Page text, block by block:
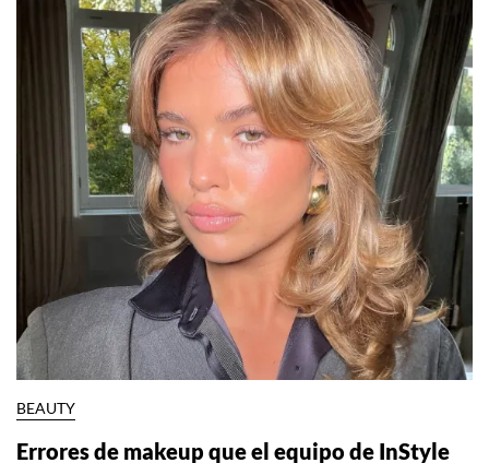
BEAUTY
Errores de makeup que el equipo de InStyle